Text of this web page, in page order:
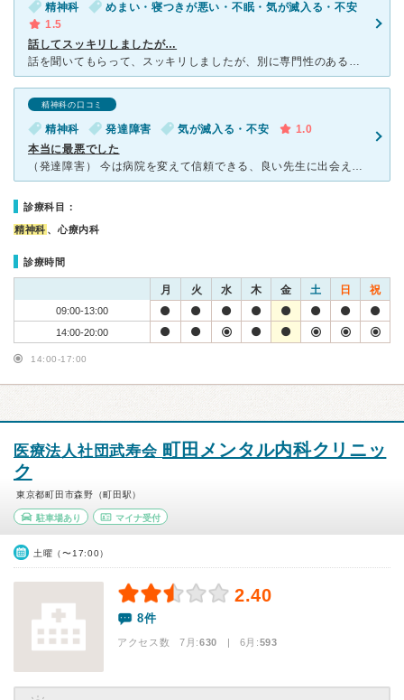
精神科
めまい・寝つきが悪い・不眠・気が滅入る・不安
1.5
話してスッキリしましたが…
話を聞いてもらって、スッキリしましたが、別に専門性のある病院で無くても友人や家族でも、よかった気がします。わざわざ行く必要あったのかなと考えてしまいました。 私が行った時には精神的に回復していたこと
精神科の口コミ
精神科 発達障害 気が滅入る・不安
1.0
本当に最悪でした
（発達障害） 今は病院を変えて信頼できる、良い先生に出会えて月に2回受診し病気としっかり向かい合えています。 いつも5分くらいの診察で結局（私話す）→先生返事をしながらカルテ？記入。この繰り返
診療科目：
精神科 、心療内科
診療時間
月 火 水 木 金 土 日 祝
09:00-13:00
14:00-20:00
14:00-17:00
医療法人社団武寿会 町田メンタル内科クリニッ
ク
東京都町田市森野（町田駅）
駐車場あり マイナ受付
土曜（〜17:00）
2.40
8件
アクセス数 7月:630 | 6月:593